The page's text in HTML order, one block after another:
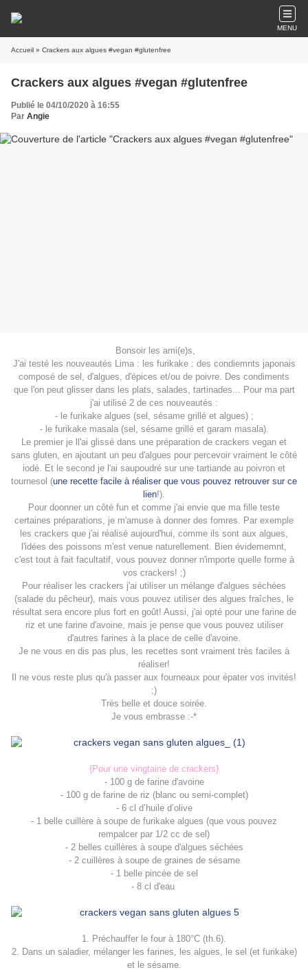
MENU
Accueil » Crackers aux algues #vegan #glutenfree
Crackers aux algues #vegan #glutenfree
Publié le 04/10/2020 à 16:55
Par Angie
Bonsoir les ami(e)s,
J'ai testé les nouveautés Lima : les furikake : des condiemnts japonais
composé de sel, d'algues, d'épices et/ou de poivre. Des condiments
que l'on peut glisser dans les plats, salades, tartinades... Pour ma part
j'ai utilisé 2 de ces nouveautés :
- le furikake algues (sel, sésame grillé et algues) ;
- le furikake masala (sel, sésame grillé et garam masala).
Le premier je ll'ai glissé dans une préparation de crackers vegan et
sans gluten, en ajoutant un peu d'algues pour percevoir vraiment le côté
iodé. Et le second je l'ai saupoudré sur une tartiande au poivron et
tournesol (une recette facile à réaliser que vous pouvez retrouver sur ce
lien!).
Pour doonner un côté fun et comme j'ai envie que ma fille teste
certaines préparations, je m'amuse à donner des fomres. Par exemple
les crackers que j'ai réalisé aujourd'hui, comme ils sont aux algues,
l'idées des poissons m'est venue naturellement. Bien évidememnt,
c'est tout à fait facultatif, vous pouvez donner n'importe quelle forme à
vos crackers! ;)
Pour réaliser les crackers j'ai utiliser un mélange d'algues séchées
(salade du pêcheur), mais vous pouvez utiliser des algues fraîches, le
résultat sera encore plus fort en goût! Aussi, j'ai opté pour une farine de
riz et une farine d'avoine, mais je pense que vous pouvez utiliser
d'autres farines à la place de celle d'avoine.
Je ne vous en dis pas plus, les recettes sont vraiment très faciles à
réaliser!
Il ne vous reste plus qu'à passer aux fourneaux pour épater vos invités!
;)
Très belle et douce soirée.
Je vous embrasse :-*
{Pour une vingtaine de crackers}
- 100 g de farine d'avoine
- 100 g de farine de riz (blanc ou semi-complet)
- 6 cl d’huile d’olive
- 1 belle cuillère à soupe de furikake algues (que vous pouvez
rempalcer par 1/2 cc de sel)
- 2 belles cuillères à soupe d'algues séchées
- 2 cuillères à soupe de graines de sésame
- 1 belle pincée de sel
- 8 cl d'eau
1. Préchauffer le four à 180°C (th.6).
2. Dans un saladier, mélanger les farines, les algues, le sel (et furikake)
et le sésame.